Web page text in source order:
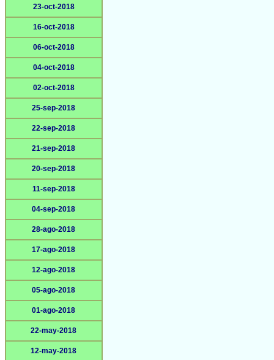
23-oct-2018
16-oct-2018
06-oct-2018
04-oct-2018
02-oct-2018
25-sep-2018
22-sep-2018
21-sep-2018
20-sep-2018
11-sep-2018
04-sep-2018
28-ago-2018
17-ago-2018
12-ago-2018
05-ago-2018
01-ago-2018
22-may-2018
12-may-2018